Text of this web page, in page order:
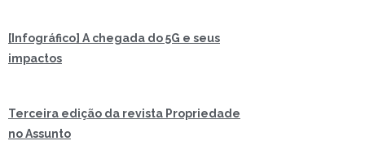
[Infográfico] A chegada do 5G e seus
impactos
Terceira edição da revista Propriedade
no Assunto